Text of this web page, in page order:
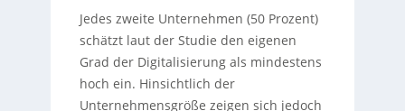
Jedes zweite Unternehmen (50 Prozent)
schätzt laut der Studie den eigenen
Grad der Digitalisierung als mindestens
hoch ein. Hinsichtlich der
Unternehmensgröße zeigen sich jedoch